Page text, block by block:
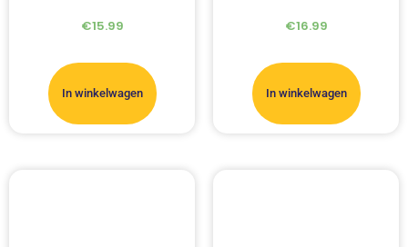
€15.99
In winkelwagen
€16.99
In winkelwagen